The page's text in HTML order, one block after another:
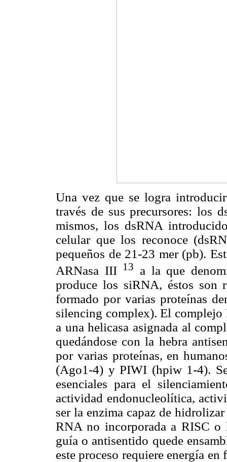
Una vez que se logra
través de sus precursores: los
mismos, los dsRNA
celular que los reconoce
pequeños de 21-23 mer (pb).
ARNasa III 13
a la que
produce los siRNA, éstos son
formado por varias proteínas
silencing complex). El complejo
a una helicasa asignada al
quedándose con la hebra
por varias proteínas, en
(Ago1-4) y PIWI (hpiw 1-4).
esenciales para el
actividad endonucleolítica,
ser la enzima capaz de
RNA no incorporada a RISC o
guía o antisentido quede
este proceso requiere energía